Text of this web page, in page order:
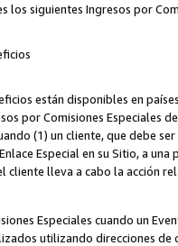
los siguientes Ingresos por
están disponibles en
por Comisiones Especiales
(1) un cliente, que debe
Especial en su Sitio, a
cliente lleva a cabo la acción
Especiales cuando un
utilizando direcciones